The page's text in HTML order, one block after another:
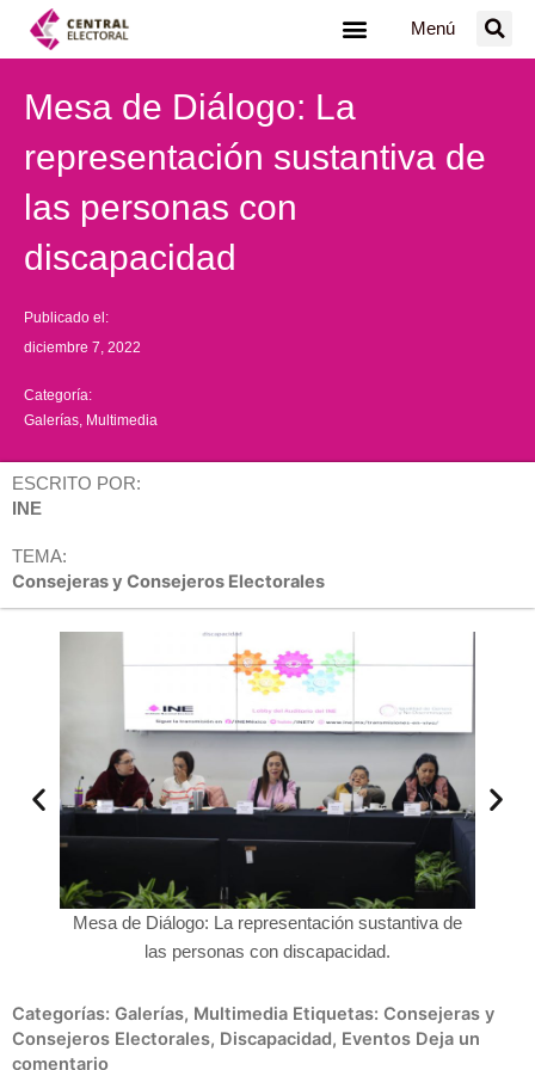
Menú
Mesa de Diálogo: La
representación sustantiva de
las personas con
discapacidad
Publicado el:
diciembre 7, 2022
Categoría:
Galerías Multimedia
ESCRITO POR:
INE
TEMA:
Consejeras y Consejeros Electorales
Mesa de Diálogo: La representación sustantiva de
las personas con discapacidad.
Categorías: Galerías, Multimedia Etiquetas: Consejeras y
Consejeros Electorales, Discapacidad, Eventos Deja un
comentario